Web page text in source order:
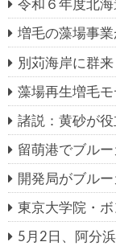
令和６年度北
増毛の藻場事
別苅海岸に群来
藻場再生増毛
諸説：黄砂が役
留萌港でブル
開発局がブル
東京大学院・
5月2日、阿分